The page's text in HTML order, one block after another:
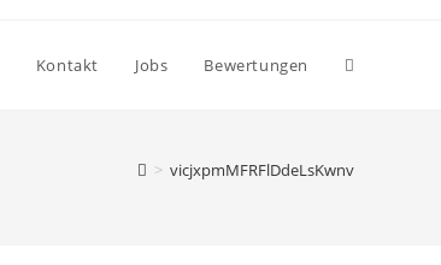
Kontakt Jobs Bewertungen
> vicjxpmMFRFlDdeLsKwnv